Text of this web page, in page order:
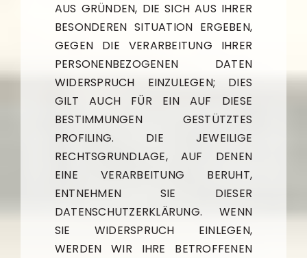
AUS GRÜNDEN, DIE SICH AUS IHRER
BESONDEREN SITUATION ERGEBEN,
GEGEN DIE VERARBEITUNG IHRER
PERSONENBEZOGENEN DATEN
WIDERSPRUCH EINZULEGEN; DIES
GILT AUCH FÜR EIN AUF DIESE
BESTIMMUNGEN GESTÜTZTES
PROFILING. DIE JEWEILIGE
RECHTSGRUNDLAGE, AUF DENEN
EINE VERARBEITUNG BERUHT,
ENTNEHMEN SIE DIESER
DATENSCHUTZERKLÄRUNG. WENN
SIE WIDERSPRUCH EINLEGEN,
WERDEN WIR IHRE BETROFFENEN